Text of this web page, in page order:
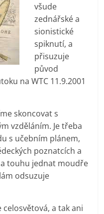
všude
zednářské a
sionistické
spiknutí, a
přisuzuje
původ
na WTC 11.9.2001
skoncovat s
vzděláním. Je třeba
s učebním plánem,
poznatcích a
touhu jednat moudře
odsuzuje
a tak ani